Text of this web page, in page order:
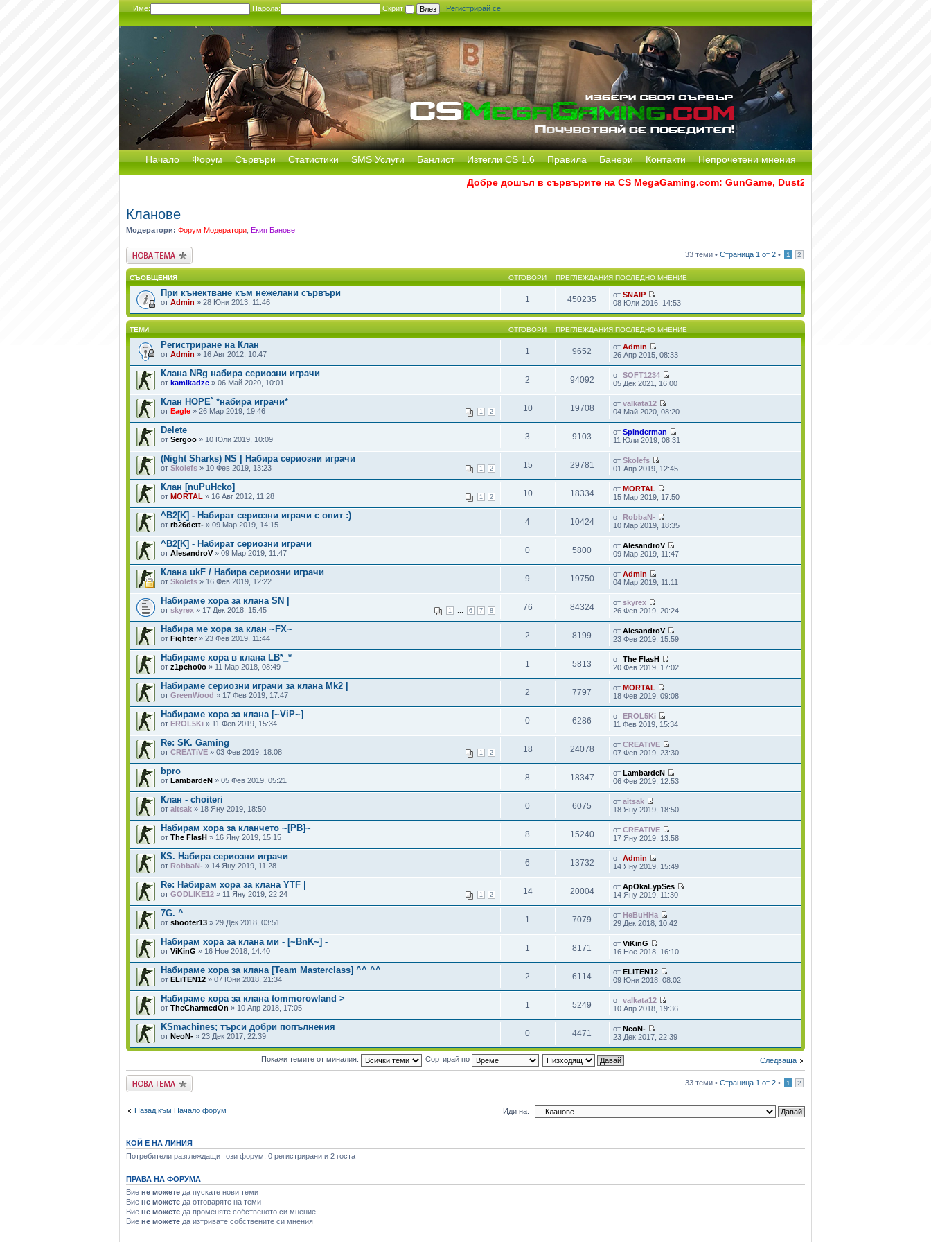
Име: Парола: Скрит | Регистрирай се
Начало Форум Сървъри Статистики SMS Услуги Банлист Изтегли CS 1.6 Правила Банери Контакти Непрочетени мнения
Добре дошъл в сървърите на CS MegaGaming.com: GunGame, Dust2, CS:GO Remake [Multi-
Кланове
Модератори: Форум Модератори Екип Банове
Публикувай нова
тема
33 теми • Страница 1 от 2 • 1 2
СЪОБЩЕНИЯ ОТГОВОРИ ПРЕГЛЕЖДАНИЯ ПОСЛЕДНО МНЕНИЕ
При кънектване към нежелани сървъри
от Admin » 28 Юни 2013, 11:46 1 450235 отSNAIP
08 Юли 2016, 14:53
ТЕМИ ОТГОВОРИ ПРЕГЛЕЖДАНИЯ ПОСЛЕДНО МНЕНИЕ
Регистриране на Клан
от Admin » 16 Авг 2012, 10:47 1 9652 отAdmin
26 Апр 2015, 08:33
Клана NRg набира сериозни играчи
от kamikadze » 06 Май 2020, 10:01 2 94092 отSOFT1234
05 Дек 2021, 16:00
Клан HOPE` *набира играчи*
1 2
от Eagle » 26 Мар 2019, 19:46 10 19708 отvalkata12
04 Май 2020, 08:20
Delete
от Sergoo » 10 Юли 2019, 10:09 3 9103 отSpinderman
11 Юли 2019, 08:31
(Night Sharks) NS | Набира сериозни играчи
1 2
от Skolefs » 10 Фев 2019, 13:23 15 29781 отSkolefs
01 Апр 2019, 12:45
Клан [nuPuHcko]
1 2
от MORTAL » 16 Авг 2012, 11:28 10 18334 отMORTAL
15 Мар 2019, 17:50
^B2[K] - Набират сериозни играчи с опит :)
от rb26dett- » 09 Мар 2019, 14:15 4 10424 отRobbaN-
10 Мар 2019, 18:35
^B2[K] - Набират сериозни играчи
от AlesandroV» 09 Мар 2019, 11:47 0 5800 отAlesandroV
09 Мар 2019, 11:47
Клана ukF / Набира сериозни играчи
от Skolefs » 16 Фев 2019, 12:22 9 19750 отAdmin
04 Мар 2019, 11:11
Набирамe хора за клана SN |
1 6 7 8
от skyrex » 17 Дек 2018, 15:45 76 84324 отskyrex
26 Фев 2019, 20:24
Набира ме хора за клан ~FX~
от Fighter» 23 Фев 2019, 11:44 2 8199 отAlesandroV
23 Фев 2019, 15:59
Набираме хора в клана LB*_*
от z1pcho0o » 11 Мар 2018, 08:49 1 5813 отThe FlasH
20 Фев 2019, 17:02
Набираме сериозни играчи за клана Mk2 |
от GreenWood » 17 Фев 2019, 17:47 2 7797 отMORTAL
18 Фев 2019, 09:08
Набираме хора за клана [~ViP~]
от EROL5Ki » 11 Фев 2019, 15:34 0 6286 отEROL5Ki
11 Фев 2019, 15:34
Re: SK. Gaming
1 2
от CREATiVE » 03 Фев 2019, 18:08 18 24078 отCREATiVE
07 Фев 2019, 23:30
bpro
от LambardeN » 05 Фев 2019, 05:21 8 18347 отLambardeN
06 Фев 2019, 12:53
Клан - choiteri
от aitsak » 18 Яну 2019, 18:50 0 6075 отaitsak
18 Яну 2019, 18:50
Набирам хора за кланчето ~[PB]~
от The FlasH » 16 Яну 2019, 15:15 8 15240 отCREATiVE
17 Яну 2019, 13:58
КS. Набира сериозни играчи
от RobbaN- » 14 Яну 2019, 11:28 6 13732 отAdmin
14 Яну 2019, 15:49
Re: Набирам хора за клана YTF |
1 2
от GODLIKE12 » 11 Яну 2019, 22:24 14 20004 отApOkaLypSes
14 Яну 2019, 11:30
7G. ^
от shooter13 » 29 Дек 2018, 03:51 1 7079 отHeBuHHa
29 Дек 2018, 10:42
Набирам хора за клана ми - [~BnK~] -
от ViKinG » 16 Ное 2018, 14:40 1 8171 отViKinG
16 Ное 2018, 16:10
Набираме хора за клана [Team Masterclass] ^^ ^^
от ELiTEN12 » 07 Юни 2018, 21:34 2 6114 отELiTEN12
09 Юни 2018, 08:02
Набираме хора за клана tommorowland >
от TheCharmedOn » 10 Апр 2018, 17:05 1 5249 отvalkata12
10 Апр 2018, 19:36
KSmachines; търси добри попълнения
от NeoN- » 23 Дек 2017, 22:39 0 4471 отNeoN-
23 Дек 2017, 22:39
Следваща
Покажи темите от миналия: Сортирай по
Публикувай нова
тема
33 теми • Страница 1 от 2 • 1 2
Назад към Начало форум Иди на:
КОЙ Е НА ЛИНИЯ
Потребители разглеждащи този форум: 0 регистрирани и 2 госта
ПРАВА НА ФОРУМА
Вие не можете да пускате нови теми
Вие не можете да отговаряте на теми
Вие не можете да променяте собственото си мнение
Вие не можете да изтривате собствените си мнения